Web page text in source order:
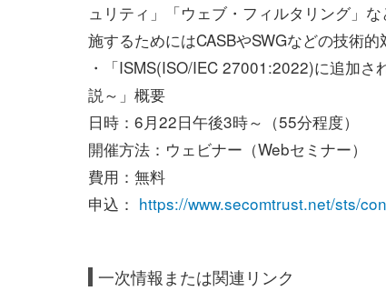
ュリティ」「ウェブ・フィルタリング」
施するためにはCASBやSWGなどの技術
・「ISMS(ISO/IEC 27001:2022)に追加
説～」概要
日時：6月22日午後3時～（55分程度）
開催方法：ウェビナー（Webセミナー）
費用：無料
申込： https://www.secomtrust.net/sts/
一次情報または関連リンク